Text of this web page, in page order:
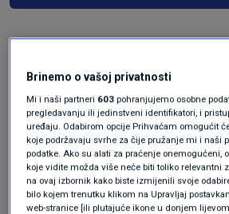
Oglas
Brinemo o vašoj privatnosti
Mi i naši partneri 603 pohranjujemo osobne
pregledavanju ili jedinstveni identifikatori, i
uređaju. Odabirom opcije Prihvaćam omogućit
koje podržavaju svrhe za čije pružanje mi i naši
podatke. Ako su alati za praćenje onemogućeni,
koje vidite možda više neće biti toliko relevantni
na ovaj izbornik kako biste izmijenili svoje
bilo kojem trenutku klikom na Upravljaj
web-stranice [ili plutajuće ikone u donjem